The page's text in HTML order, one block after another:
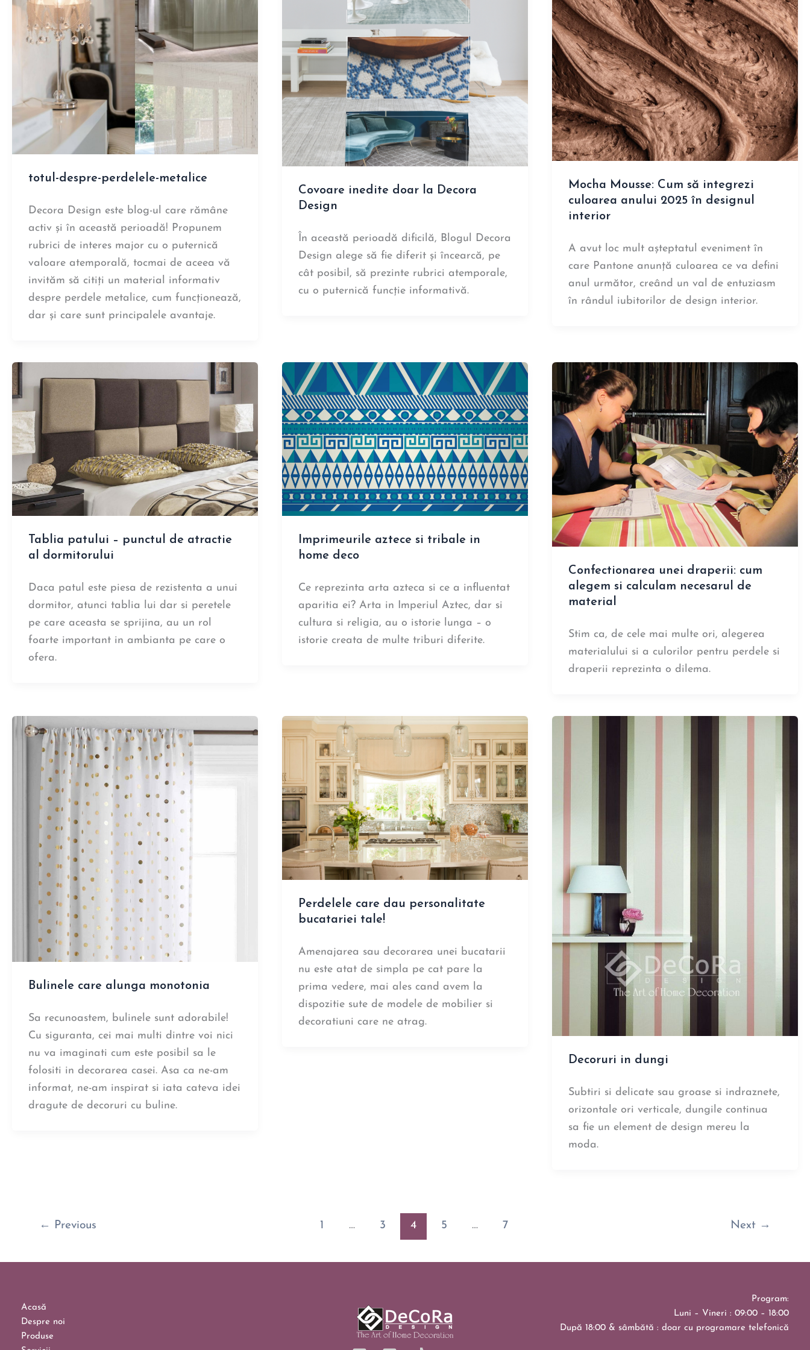
totul-despre-perdelele-metalice
Decora Design este blog-ul care rămâne
activ și în această perioadă! Propunem
rubrici de interes major cu o puternică
valoare atemporală, tocmai de aceea vă
invităm să citiți un material informativ
despre perdele metalice, cum funcționează,
dar și care sunt principalele avantaje.
Covoare inedite doar la Decora
Design
În această perioadă dificilă, Blogul Decora
Design alege să fie diferit și încearcă, pe
cât posibil, să prezinte rubrici atemporale,
cu o puternică funcție informativă.
Mocha Mousse: Cum să integrezi
culoarea anului 2025 în designul
interior
A avut loc mult așteptatul eveniment în
care Pantone anunță culoarea ce va defini
anul următor, creând un val de entuziasm
în rândul iubitorilor de design interior.
Tablia patului – punctul de atractie
al dormitorului
Daca patul este piesa de rezistenta a unui
dormitor, atunci tablia lui dar si peretele
pe care aceasta se sprijina, au un rol
foarte important in ambianta pe care o
ofera.
Imprimeurile aztece si tribale in
home deco
Ce reprezinta arta azteca si ce a influentat
aparitia ei? Arta in Imperiul Aztec, dar si
cultura si religia, au o istorie lunga – o
istorie creata de multe triburi diferite.
Confectionarea unei draperii: cum
alegem si calculam necesarul de
material
Stim ca, de cele mai multe ori, alegerea
materialului si a culorilor pentru perdele si
draperii reprezinta o dilema.
Bulinele care alunga monotonia
Sa recunoastem, bulinele sunt adorabile!
Cu siguranta, cei mai multi dintre voi nici
nu va imaginati cum este posibil sa le
folositi in decorarea casei. Asa ca ne-am
informat, ne-am inspirat si iata cateva idei
dragute de decoruri cu buline.
Perdelele care dau personalitate
bucatariei tale!
Amenajarea sau decorarea unei bucatarii
nu este atat de simpla pe cat pare la
prima vedere, mai ales cand avem la
dispozitie sute de modele de mobilier si
decoratiuni care ne atrag.
Decoruri in dungi
Subtiri si delicate sau groase si indraznete,
orizontale ori verticale, dungile continua
sa fie un element de design mereu la
moda.
← Previous 1 … 3 4 5 … 7 Next →
Acasă
Despre noi
Produse
Program:
Luni – Vineri : 09:00 – 18:00
După 18:00 & sâmbătă : doar cu programare telefonică